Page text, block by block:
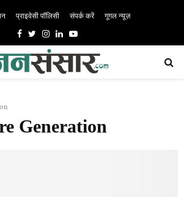
प्राइवेसी पॉलिसी संपर्क करें गूगल न्यूज़
Facebook
TwitterInstagram
LinkedinYoutube
Generation